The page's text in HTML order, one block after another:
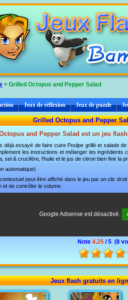
> Grilled Octopus and Pepper Salad
Jeux de réflexion Jeux de puzzle
Grilled Octopus and Pepper
and Pepper Salad est un jeu
déjà essayé de faire cuire Poulpe grillé et salade
les instructions et mélanger les
sel & crucifère, l'huile et le jus de citron bien finir la
automatique)
peut être affiché dans le jeu par un clic
et de contrôler le volume.
Google Adsense est désactivé.
Note 4.25 / 5 (8
Jeux flash gratuits en